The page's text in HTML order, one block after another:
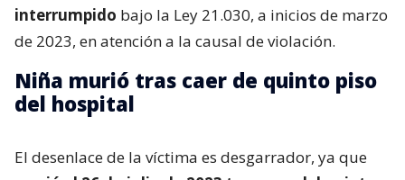
interrumpido bajo la Ley 21.030, a inicios de marzo
de 2023, en atención a la causal de violación.
Niña murió tras caer de quinto piso
del hospital
El desenlace de la víctima es desgarrador, ya que